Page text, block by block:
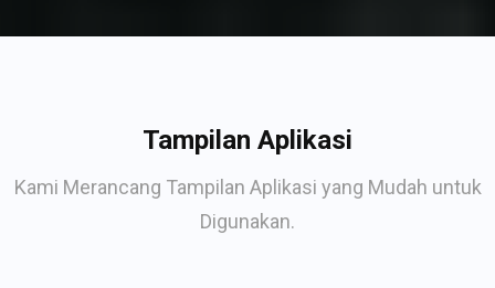
Tampilan Aplikasi
Kami Merancang Tampilan Aplikasi yang Mudah untuk
Digunakan.